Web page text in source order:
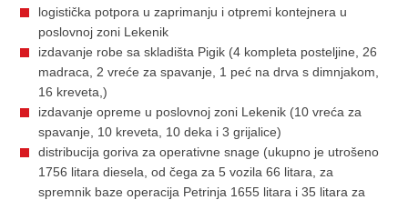
logistička potpora u zaprimanju i otpremi kontejnera u
poslovnoj zoni Lekenik
izdavanje robe sa skladišta Pigik (4 kompleta posteljine, 26
madraca, 2 vreće za spavanje, 1 peć na drva s dimnjakom,
16 kreveta,)
izdavanje opreme u poslovnoj zoni Lekenik (10 vreća za
spavanje, 10 kreveta, 10 deka i 3 grijalice)
distribucija goriva za operativne snage (ukupno je utrošeno
1756 litara diesela, od čega za 5 vozila 66 litara, za
spremnik baze operacija Petrinja 1655 litara i 35 litara za